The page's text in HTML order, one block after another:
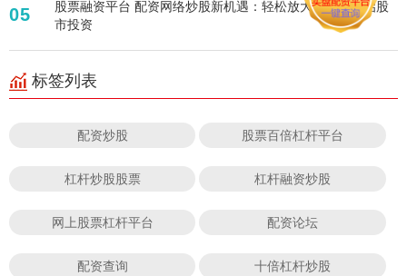
05
股票融资平台 配资网络炒股新机遇：轻松放大资金，开启股
市投资
标签列表
配资炒股 股票百倍杠杆平台
杠杆炒股股票 杠杆融资炒股
网上股票杠杆平台 配资论坛
配资查询 十倍杠杆炒股